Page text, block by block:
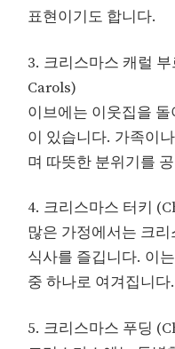
표현이기도 합니다.
3. 크리스마스 캐럴
Carols)
이브에는 이웃집을
이 있습니다. 가족이
며 따뜻한 분위기를
4. 크리스마스 터키
많은 가정에서는 크
식사를 즐깁니다. 이
중 하나로 여겨집니다.
5. 크리스마스 푸딩